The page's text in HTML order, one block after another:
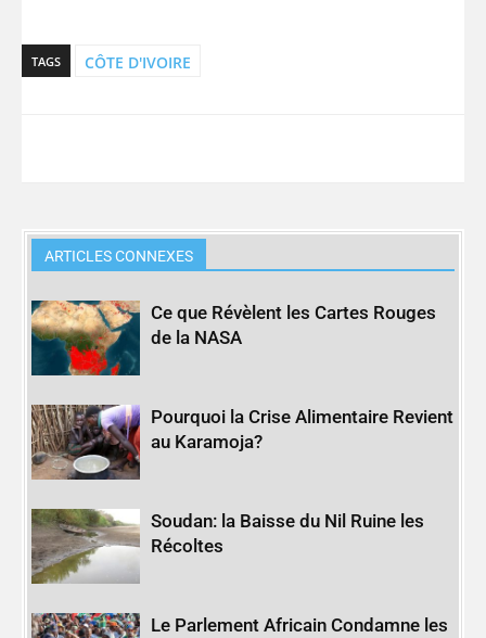
TAGS CÔTE D'IVOIRE
ARTICLES CONNEXES
Ce que Révèlent les Cartes Rouges
de la NASA
Pourquoi la Crise Alimentaire Revient
au Karamoja?
Soudan: la Baisse du Nil Ruine les
Récoltes
Le Parlement Africain Condamne les